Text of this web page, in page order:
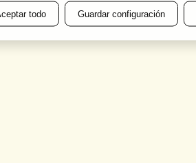
todo Guardar configuración